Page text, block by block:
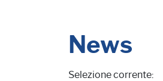
News
Selezione corrente: